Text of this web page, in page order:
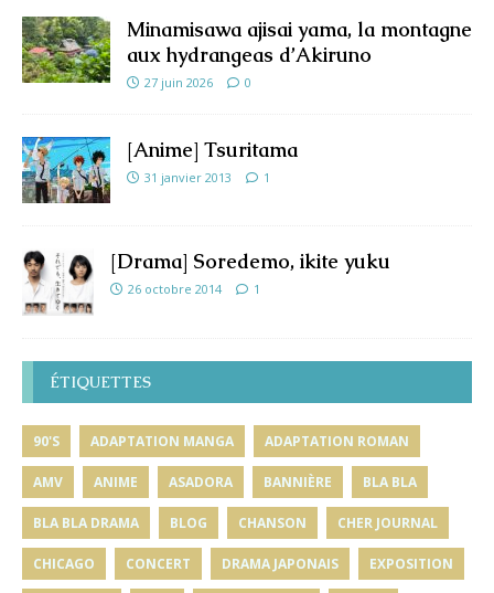
Minamisawa ajisai yama, la montagne
aux hydrangeas d’Akiruno
27 juin 2026 0
[Anime] Tsuritama
31 janvier 2013 1
[Drama] Soredemo, ikite yuku
26 octobre 2014 1
ÉTIQUETTES
90'S ADAPTATION MANGA ADAPTATION ROMAN
AMV ANIME ASADORA BANNIÈRE BLA BLA
BLA BLA DRAMA BLOG CHANSON CHER JOURNAL
CHICAGO CONCERT DRAMA JAPONAIS EXPOSITION